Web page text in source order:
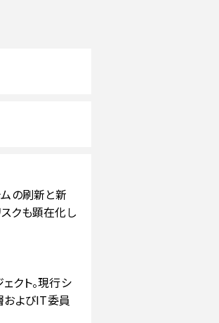
の刷新と新
クも顕在化し
クト。現行シ
およびIT委員